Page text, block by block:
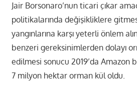
Jair Borsonaro’nun ticari çıkar
politikalarında değişikliklere
yangınlarına karşı yeterli önlem
benzeri gereksinimlerden dolayı
edilmesi sonucu 2019’da Amazon
7 milyon hektar orman kül oldu.